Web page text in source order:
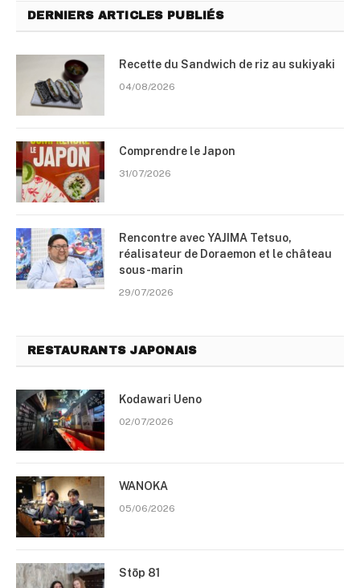
DERNIERS ARTICLES PUBLIÉS
Recette du Sandwich de riz au sukiyaki
04/08/2026
Comprendre le Japon
31/07/2026
Rencontre avec YAJIMA Tetsuo,
réalisateur de Doraemon et le château
sous-marin
29/07/2026
RESTAURANTS JAPONAIS
Kodawari Ueno
02/07/2026
WANOKA
05/06/2026
Stōp 81